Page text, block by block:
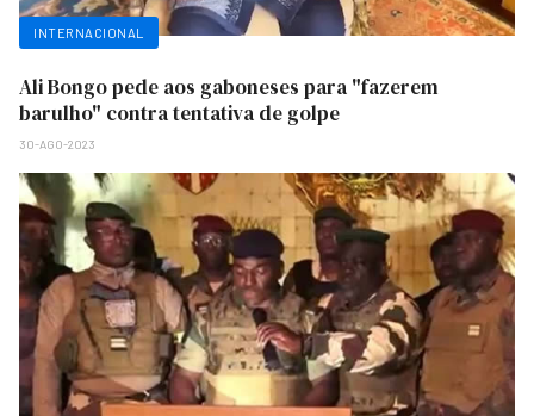
INTERNACIONAL
Ali Bongo pede aos gaboneses para "fazerem
barulho" contra tentativa de golpe
30-AGO-2023